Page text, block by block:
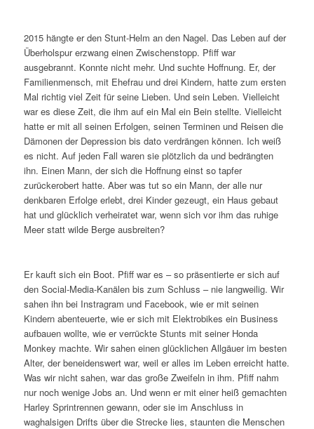
2015 hängte er den Stunt-Helm an den Nagel. Das Leben auf der
Überholspur erzwang einen Zwischenstopp. Pfiff war
ausgebrannt. Konnte nicht mehr. Und suchte Hoffnung. Er, der
Familienmensch, mit Ehefrau und drei Kindern, hatte zum ersten
Mal richtig viel Zeit für seine Lieben. Und sein Leben. Vielleicht
war es diese Zeit, die ihm auf ein Mal ein Bein stellte. Vielleicht
hatte er mit all seinen Erfolgen, seinen Terminen und Reisen die
Dämonen der Depression bis dato verdrängen können. Ich weiß
es nicht. Auf jeden Fall waren sie plötzlich da und bedrängten
ihn. Einen Mann, der sich die Hoffnung einst so tapfer
zurückerobert hatte. Aber was tut so ein Mann, der alle nur
denkbaren Erfolge erlebt, drei Kinder gezeugt, ein Haus gebaut
hat und glücklich verheiratet war, wenn sich vor ihm das ruhige
Meer statt wilde Berge ausbreiten?
Er kauft sich ein Boot. Pfiff war es – so präsentierte er sich auf
den Social-Media-Kanälen bis zum Schluss – nie langweilig. Wir
sahen ihn bei Instragram und Facebook, wie er mit seinen
Kindern abenteuerte, wie er sich mit Elektrobikes ein Business
aufbauen wollte, wie er verrückte Stunts mit seiner Honda
Monkey machte. Wir sahen einen glücklichen Allgäuer im besten
Alter, der beneidenswert war, weil er alles im Leben erreicht hatte.
Was wir nicht sahen, war das große Zweifeln in ihm. Pfiff nahm
nur noch wenige Jobs an. Und wenn er mit einer heiß gemachten
Harley Sprintrennen gewann, oder sie im Anschluss in
waghalsigen Drifts über die Strecke lies, staunten die Menschen